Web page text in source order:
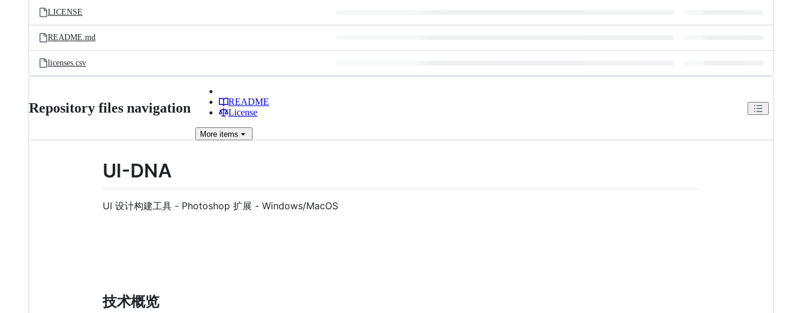
LICENSE
README.md
licenses.csv
Repository files navigation
README
License
More items
UI-DNA
UI 设计构建工具 - Photoshop 扩展 - Windows/MacOS
技术概览